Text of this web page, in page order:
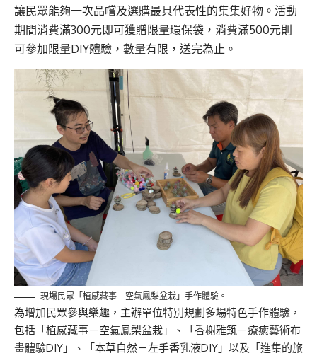
讓民眾能夠一次品嚐及選購最具代表性的集集好物。活動
期間消費滿300元即可獲贈限量環保袋，消費滿500元則
可參加限量DIY體驗，數量有限，送完為止。
現場民眾「植感藏事－空氣鳳梨盆栽」手作體驗。
為增加民眾參與樂趣，主辦單位特別規劃多場特色手作體驗，
包括「植感藏事－空氣鳳梨盆栽」、「香榭雅筑－療癒藝術布
畫體驗DIY」、「本草自然－左手香乳液DIY」以及「進集的旅